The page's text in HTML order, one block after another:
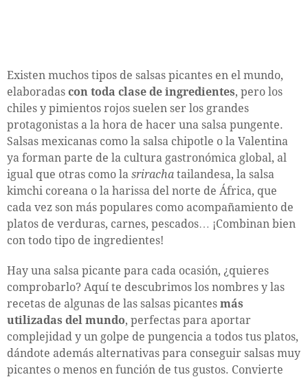
Existen muchos tipos de salsas picantes en el mundo,
elaboradas con toda clase de ingredientes, pero los
chiles y pimientos rojos suelen ser los grandes
protagonistas a la hora de hacer una salsa pungente.
Salsas mexicanas como la salsa chipotle o la Valentina
ya forman parte de la cultura gastronómica global, al
igual que otras como la sriracha tailandesa, la salsa
kimchi coreana o la harissa del norte de África, que
cada vez son más populares como acompañamiento de
platos de verduras, carnes, pescados… ¡Combinan bien
con todo tipo de ingredientes!
Hay una salsa picante para cada ocasión, ¿quieres
comprobarlo? Aquí te descubrimos los nombres y las
recetas de algunas de las salsas picantes más
utilizadas del mundo, perfectas para aportar
complejidad y un golpe de pungencia a todos tus platos,
dándote además alternativas para conseguir salsas muy
picantes o menos en función de tus gustos. Convierte